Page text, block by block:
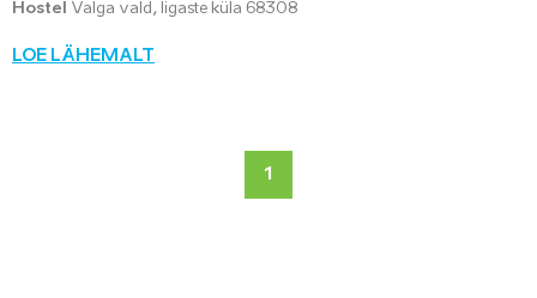
Hostel Valga vald, Iigaste küla 68308
LOE LÄHEMALT
1